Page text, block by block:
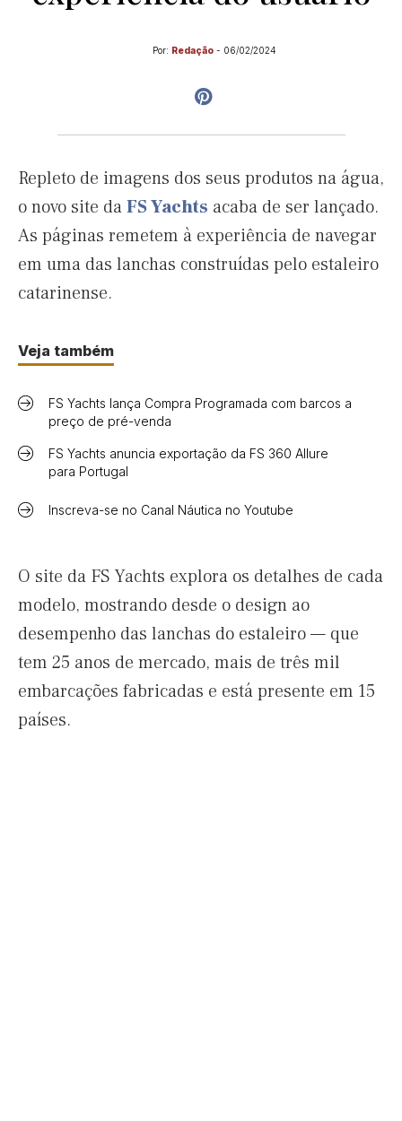
Por: Redação - 06/02/2024
Repleto de imagens dos seus produtos na água,
o novo site daFS Yachts acaba de ser lançado.
As páginas remetem à experiência de navegar
em uma das lanchas construídas pelo estaleiro
catarinense.
Veja também
FS Yachts lança Compra Programada com barcos a
preço de pré-venda
FS Yachts anuncia exportação da FS 360 Allure
para Portugal
Inscreva-se no Canal Náutica no Youtube
O site da FS Yachts explora os detalhes de cada
modelo, mostrando desde o design ao
desempenho das lanchas do estaleiro — que
tem 25 anos de mercado, mais de três mil
embarcações fabricadas e está presente em 15
países.